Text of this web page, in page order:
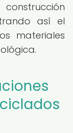
así el
materiales